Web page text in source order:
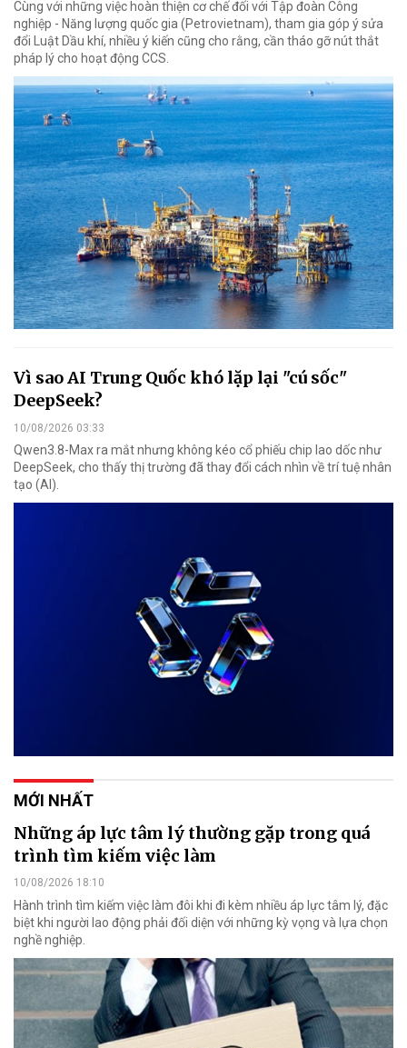
Cùng với những việc hoàn thiện cơ chế đối với Tập đoàn Công
nghiệp - Năng lượng quốc gia (Petrovietnam), tham gia góp ý sửa
đổi Luật Dầu khí, nhiều ý kiến cũng cho rằng, cần tháo gỡ nút thắt
pháp lý cho hoạt động CCS.
Vì sao AI Trung Quốc khó lặp lại "cú sốc"
DeepSeek?
10/08/2026 03:33
Qwen3.8-Max ra mắt nhưng không kéo cổ phiếu chip lao dốc như
DeepSeek, cho thấy thị trường đã thay đổi cách nhìn về trí tuệ nhân
tạo (AI).
MỚI NHẤT
Những áp lực tâm lý thường gặp trong quá
trình tìm kiếm việc làm
10/08/2026 18:10
Hành trình tìm kiếm việc làm đôi khi đi kèm nhiều áp lực tâm lý, đặc
biệt khi người lao động phải đối diện với những kỳ vọng và lựa chọn
nghề nghiệp.